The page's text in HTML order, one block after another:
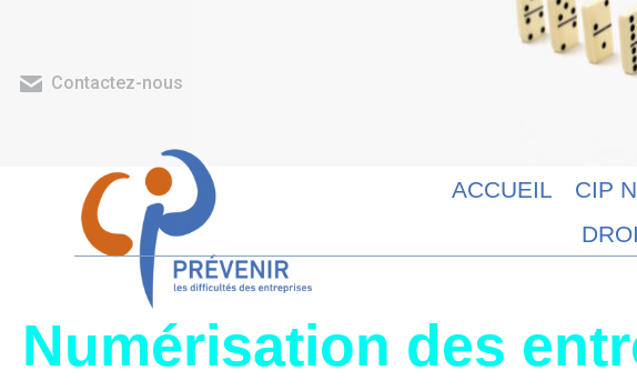
Contactez-nous
ACCUEIL CIP
Numérisation des